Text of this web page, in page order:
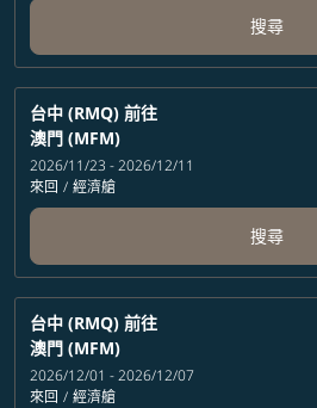
搜尋
台中 (RMQ) 前往
澳門 (MFM)
2026/11/23 - 2026/12/11
來回 / 經濟艙
搜尋
台中 (RMQ) 前往
澳門 (MFM)
2026/12/01 - 2026/12/07
來回 / 經濟艙